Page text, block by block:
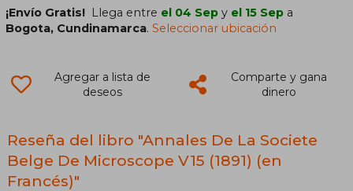
¡Envío Gratis! Llega entre el 04 Sep y el 15 Sep a
Bogota, Cundinamarca.Seleccionar ubicación
Agregar a lista de
deseos
Comparte y gana
dinero
Reseña del libro "Annales De La Societe
Belge De Microscope V15 (1891) (en
Francés)"